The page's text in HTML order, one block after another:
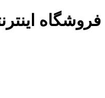
فروشگاه